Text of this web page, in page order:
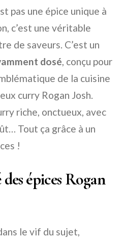
pas une épice unique à
c’est une véritable
de saveurs. C’est un
dosé, conçu pour
de la cuisine
curry Rogan Josh.
riche, onctueux, avec
Tout ça grâce à un
!
épices Rogan
le vif du sujet,